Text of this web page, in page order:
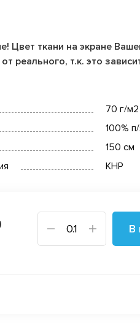
Цвет ткани на экране
реального, т.к. это
70 г/м2
100%
150 см
КНР
В